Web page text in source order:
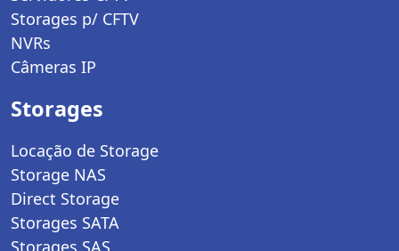
Storages p/ CFTV
NVRs
Câmeras IP
Storages
Locação de Storage
Storage NAS
Direct Storage
Storages SATA
Storages SAS